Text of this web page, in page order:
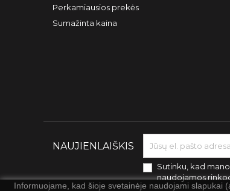
Perkamiausios prekės
Sumažinta kaina
Informuojame, kad šioje svetainėje naudojami slapukai
NAUJIENLAIŠKIS
Sutinku, kad
naudojamos